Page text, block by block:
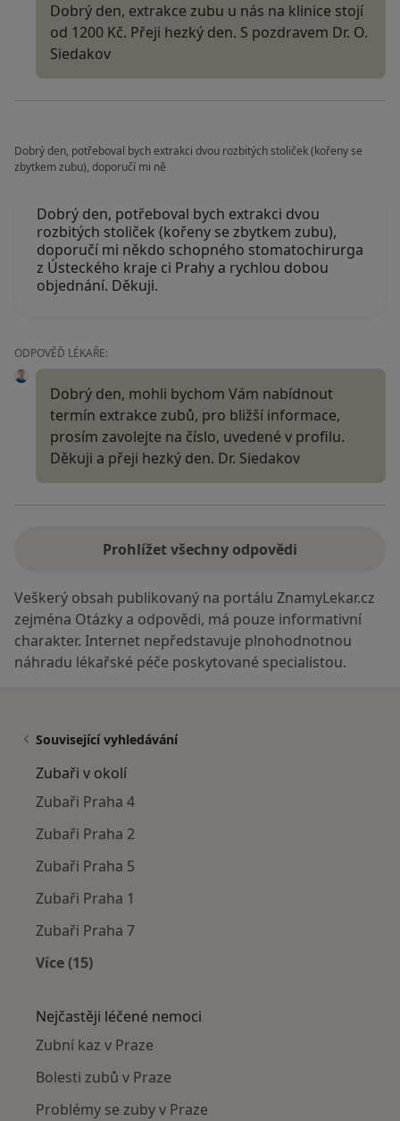
Dobrý den, extrakce zubu u nás na klinice stojí
od 1200 Kč. Přeji hezký den. S pozdravem Dr. O.
Siedakov
Dobrý den, potřeboval bych extrakci dvou rozbitých stoliček (kořeny se
zbytkem zubu), doporučí mi ně
Dobrý den, potřeboval bych extrakci dvou
rozbitých stoliček (kořeny se zbytkem zubu),
doporučí mi někdo schopného stomatochirurga
z Ústeckého kraje ci Prahy a rychlou dobou
objednání. Děkuji.
ODPOVĚĎ LÉKAŘE:
Dobrý den, mohli bychom Vám nabídnout
termín extrakce zubů, pro bližší informace,
prosím zavolejte na číslo, uvedené v profilu.
Děkuji a přeji hezký den. Dr. Siedakov
Prohlížet všechny odpovědi
Veškerý obsah publikovaný na portálu ZnamyLekar.cz
zejména Otázky a odpovědi, má pouze informativní
charakter. Internet nepředstavuje plnohodnotnou
náhradu lékařské péče poskytované specialistou.
Související vyhledávání
Zubaři v okolí
Zubaři Praha 4
Zubaři Praha 2
Zubaři Praha 5
Zubaři Praha 1
Zubaři Praha 7
Více (15)
Nejčastěji léčené nemoci
Zubní kaz v Praze
Bolesti zubů v Praze
Problémy se zuby v Praze